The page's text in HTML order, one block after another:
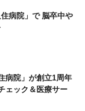
病院」で 脳卒中や
病院」が創立1周年
ェック＆医療サー